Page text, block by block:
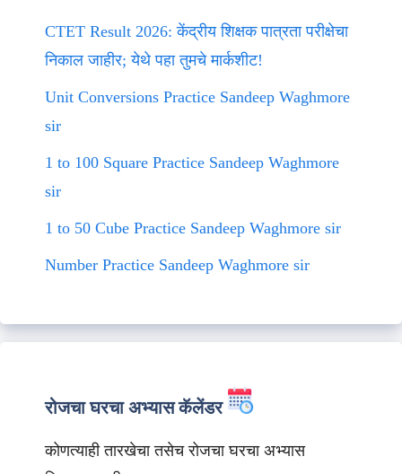
CTET Result 2026: केंद्रीय शिक्षक पात्रता परीक्षेचा
निकाल जाहीर; येथे पहा तुमचे मार्कशीट!
Unit Conversions Practice Sandeep Waghmore
sir
1 to 100 Square Practice Sandeep Waghmore
sir
1 to 50 Cube Practice Sandeep Waghmore sir
Number Practice Sandeep Waghmore sir
रोजचा घरचा अभ्यास कॅलेंडर
कोणत्याही तारखेचा तसेच रोजचा घरचा अभ्यास